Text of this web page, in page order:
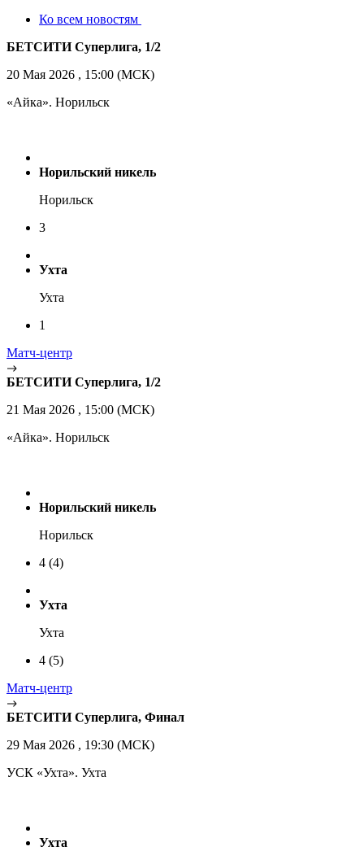
Ко всем новостям
БЕТСИТИ Суперлига, 1/2
20 Мая 2026 , 15:00 (МСК)
«Айка». Норильск
Норильский никель
Норильск
3
Ухта
Ухта
1
Матч-центр
БЕТСИТИ Суперлига, 1/2
21 Мая 2026 , 15:00 (МСК)
«Айка». Норильск
Норильский никель
Норильск
4 (4)
Ухта
Ухта
4 (5)
Матч-центр
БЕТСИТИ Суперлига, Финал
29 Мая 2026 , 19:30 (МСК)
УСК «Ухта». Ухта
Ухта